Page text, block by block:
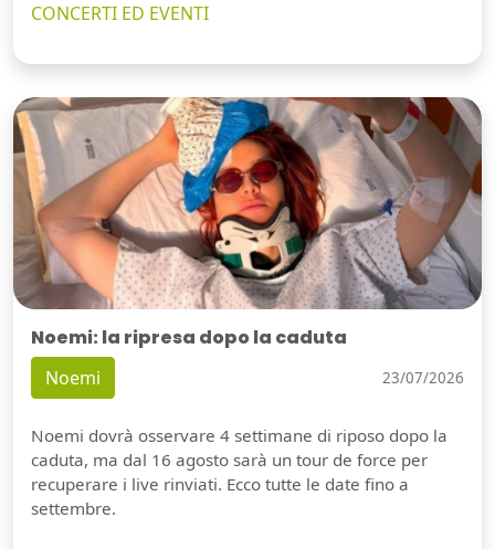
CONCERTI ED EVENTI
Noemi: la ripresa dopo la caduta
Noemi 23/07/2026
Noemi dovrà osservare 4 settimane di riposo dopo la
caduta, ma dal 16 agosto sarà un tour de force per
recuperare i live rinviati. Ecco tutte le date fino a
settembre.